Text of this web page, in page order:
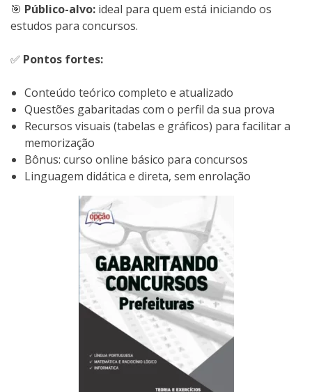
🎯 Público-alvo: ideal para quem está iniciando os
estudos para concursos.
✅ Pontos fortes:
Conteúdo teórico completo e atualizado
Questões gabaritadas com o perfil da sua prova
Recursos visuais (tabelas e gráficos) para facilitar a
memorização
Bônus: curso online básico para concursos
Linguagem didática e direta, sem enrolação